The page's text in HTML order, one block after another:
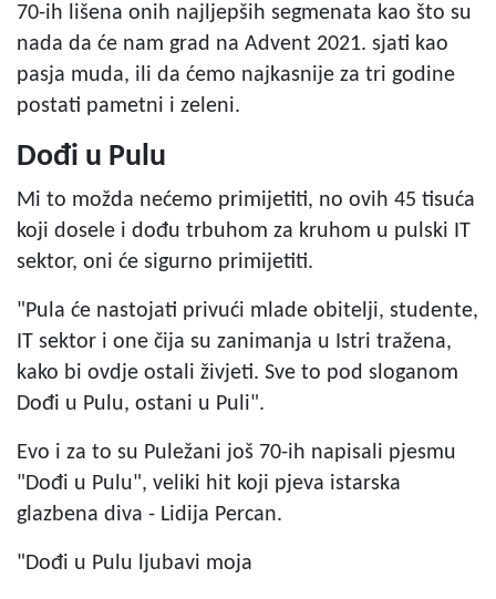
70-ih lišena onih najljepših segmenata kao što su
nada da će nam grad na Advent 2021. sjati kao
pasja muda, ili da ćemo najkasnije za tri godine
postati pametni i zeleni.
Dođi u Pulu
Mi to možda nećemo primijetiti, no ovih 45 tisuća
koji dosele i dođu trbuhom za kruhom u pulski IT
sektor, oni će sigurno primijetiti.
"Pula će nastojati privući mlade obitelji, studente,
IT sektor i one čija su zanimanja u Istri tražena,
kako bi ovdje ostali živjeti. Sve to pod sloganom
Dođi u Pulu, ostani u Puli".
Evo i za to su Puležani još 70-ih napisali pjesmu
"Dođi u Pulu", veliki hit koji pjeva istarska
glazbena diva - Lidija Percan.
"Dođi u Pulu ljubavi moja